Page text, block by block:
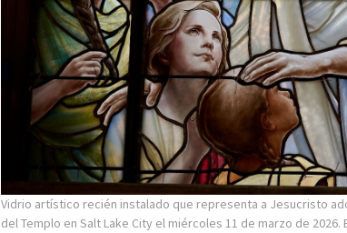
Vidrio artístico recién instalado que representa a Jesucristo
del Templo en Salt Lake City el miércoles 11 de marzo de